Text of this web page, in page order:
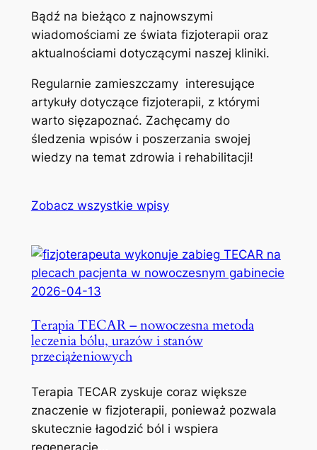
Bądź na bieżąco z najnowszymi
wiadomościami ze świata fizjoterapii oraz
aktualnościami dotyczącymi naszej kliniki.
Regularnie zamieszczamy interesujące
artykuły dotyczące fizjoterapii, z którymi
warto sięzapoznać. Zachęcamy do
śledzenia wpisów i poszerzania swojej
wiedzy na temat zdrowia i rehabilitacji!
Zobacz wszystkie wpisy
2026-04-13
Terapia TECAR – nowoczesna metoda
leczenia bólu, urazów i stanów
przeciążeniowych
Terapia TECAR zyskuje coraz większe
znaczenie w fizjoterapii, ponieważ pozwala
skutecznie łagodzić ból i wspiera
regenerację…